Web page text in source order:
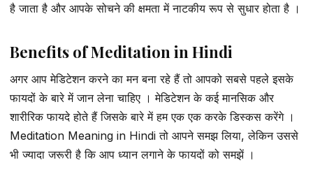
है जाता है और आपके सोचने की क्षमता में नाटकीय रूप से सुधार होता है ।
Benefits of Meditation in Hindi
अगर आप मेडिटेशन करने का मन बना रहे हैं तो आपको सबसे पहले इसके
फायदों के बारे में जान लेना चाहिए । मेडिटेशन के कई मानसिक और
शारीरिक फायदे होते हैं जिसके बारे में हम एक एक करके डिस्कस करेंगे ।
Meditation Meaning in Hindi तो आपने समझ लिया, लेकिन उससे
भी ज्यादा जरूरी है कि आप ध्यान लगाने के फायदों को समझें ।